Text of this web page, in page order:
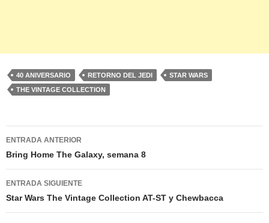
40 ANIVERSARIO RETORNO DEL JEDI
STAR WARS
THE VINTAGE COLLECTION
Navegación
de
entradas
ENTRADA ANTERIOR
Bring Home The Galaxy, semana 8
ENTRADA SIGUIENTE
Star Wars The Vintage Collection AT-ST y Chewbacca